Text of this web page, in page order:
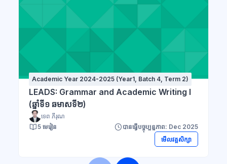
Academic Year 2024-2025 (Year1, Batch 4, Term 2)
LEADS: Grammar and Academic Writing I
(ឆ្នាំទី១ ឆមាសទី២)
ទេព ភីរុណ
5 មេរៀន
បានធ្វើបច្ចុប្បន្នភាព: Dec 2025
មើលវគ្គសិក្សា